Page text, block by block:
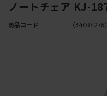
ノートチェア KJ-
商品コード （34084276）